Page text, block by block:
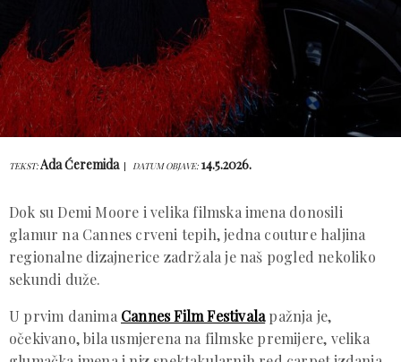
TEKST:Ada Ćeremida DATUM OBJAVE: 14.5.2026.
Dok su Demi Moore i velika filmska imena donosili
glamur na Cannes crveni tepih, jedna couture haljina
regionalne dizajnerice zadržala je naš pogled nekoliko
sekundi duže.
U prvim danima Cannes Film Festivalapažnja je,
očekivano, bila usmjerena na filmske premijere, velika